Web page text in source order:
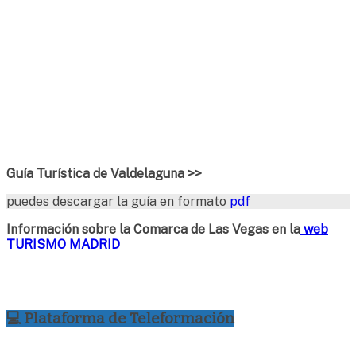
Guía Turística de Valdelaguna >>
puedes descargar la guía en formato pdf
Información sobre la Comarca de Las Vegas en la web
TURISMO MADRID
💻 Plataforma de Teleformación